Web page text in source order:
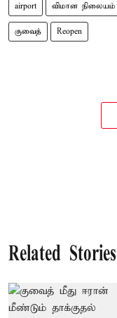
airport விமான நிலையம்
குவைத் Reopen
Related Stories